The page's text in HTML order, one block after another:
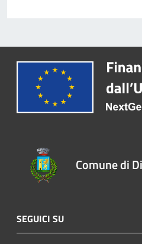
Comune di
SEGUICI SU